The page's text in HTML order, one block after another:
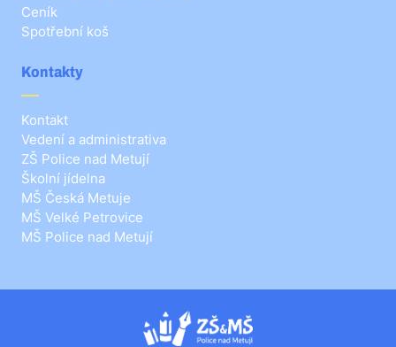
Ceník
Spotřební koš
Kontakty
Kontakt
Vedení a administrativa
ZŠ Police nad Metují
Školní jídelna
MŠ Česká Metuje
MŠ Velké Petrovice
MŠ Police nad Metují